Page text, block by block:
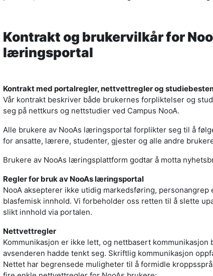
Kontrakt og brukervilkår for
læringsportal
Kontrakt med portalregler, nettvettregler og
Vår kontrakt beskriver både brukernes forpliktelser og
seg på nettkurs og nettstudier ved Campus NooA.
Alle brukere av NooAs læringsportal forplikter seg til å
for ansatte, lærere, studenter, gjester og alle andre
Brukere av NooAs læringsplattform godtar å motta
Regler for bruk av NooAs læringsportal
NooA aksepterer ikke utidig markedsføring,
blasfemisk innhold. Vi forbeholder oss retten til å slette
slikt innhold via portalen.
Nettvettregler
Kommunikasjon er ikke lett, og nettbasert
avsenderen hadde tenkt seg. Skriftlig kommunikasjon
Nettet har begrensede muligheter til å formidle